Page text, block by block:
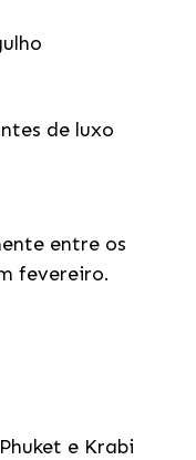
de luxo
entre os
fevereiro.
e Krabi